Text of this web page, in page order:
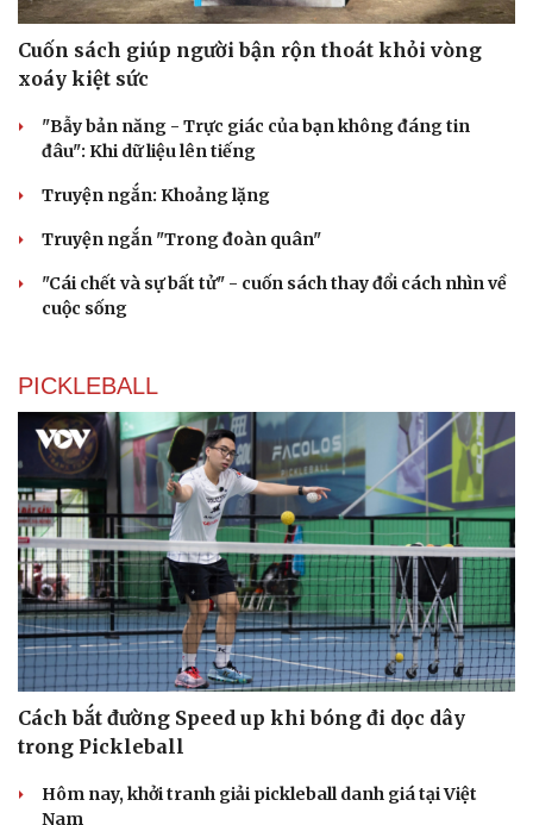
Cuốn sách giúp người bận rộn thoát khỏi vòng
xoáy kiệt sức
"Bẫy bản năng - Trực giác của bạn không đáng tin
đâu": Khi dữ liệu lên tiếng
Truyện ngắn: Khoảng lặng
Truyện ngắn "Trong đoàn quân"
"Cái chết và sự bất tử" - cuốn sách thay đổi cách nhìn về
cuộc sống
PICKLEBALL
Cách bắt đường Speed up khi bóng đi dọc dây
trong Pickleball
Hôm nay, khởi tranh giải pickleball danh giá tại Việt
Nam